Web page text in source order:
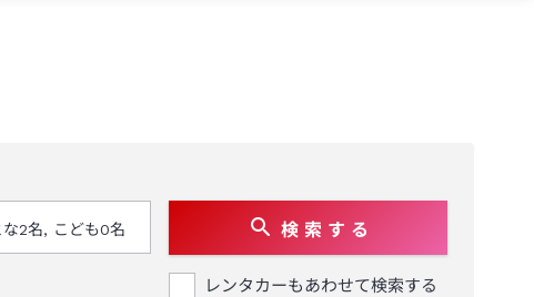
検 索 す る
レンタカーもあわせて検索する